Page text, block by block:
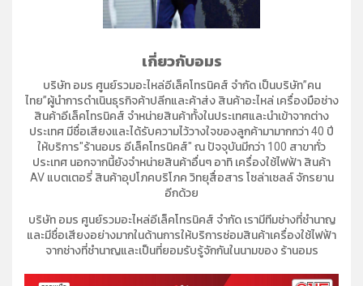
เกี่ยวกับอมร
บริษัท อมร ศูนย์รวมอะไหล่อีเล็คโทรนิคส์ จำกัด เป็นบริษัท”คน
ไทย”ผู้นำการดำเนินธุรกิจค้าปลีกและค้าส่ง สินค้าอะไหล่ เครื่องมือช่าง
สินค้าอีเล็คโทรนิคส์ จำหน่ายสินค้าทั้งในประเทศและนำเข้าจากต่าง
ประเทศ มีชื่อเสียงและได้รับความไว้วางใจของลูกค้ามามากกว่า 40 ปี
ให้บริการ"ร้านอมร อีเล็คโทรนิคส์" ณ ปัจจุบันมีกว่า 100 สาขาทั่ว
ประเทศ นอกจากนี้ยังจำหน่ายสินค้าอื่นๆ อาทิ เครื่องใช้ไฟฟ้า สินค้า
AV แบตเตอรี่ สินค้าอุปโภคบริโภค วิทยุสื่อสาร โซล่าเซลล์ จักรยาน
อีกด้วย
บริษัท อมร ศูนย์รวมอะไหล่อีเล็คโทรนิคส์ จำกัด เรามีทีมช่างที่ชำนาญ
และมีชื่อเสียงอย่างมากในด้านการให้บริการซ่อมสินค้าเครื่องใช้ไฟฟ้า
จากช่างที่ชำนาญและเป็นที่ยอมรับรู้จักกันในนามของ ร้านอมร